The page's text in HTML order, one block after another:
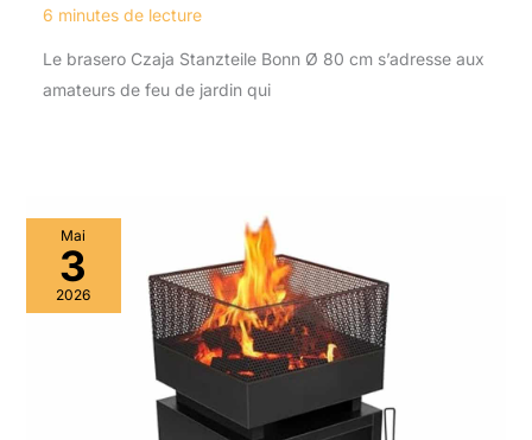
6 minutes de lecture
Le brasero Czaja Stanzteile Bonn Ø 80 cm s’adresse aux
amateurs de feu de jardin qui
Mai
3
2026